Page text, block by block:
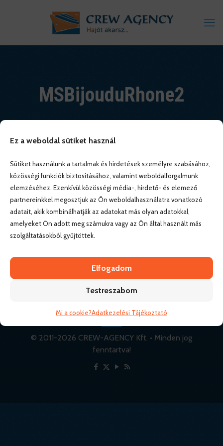
Ez a weboldal sütiket használ
Sütiket használunk a tartalmak és hirdetések személyre szabásához,
közösségi funkciók biztosításához, valamint weboldalforgalmunk
elemzéséhez. Ezenkívül közösségi média-, hirdető- és elemező
partnereinkkel megosztjuk az Ön weboldalhasználatra vonatkozó
adatait, akik kombinálhatják az adatokat más olyan adatokkal,
amelyeket Ön adott meg számukra vagy az Ön által használt más
szolgáltatásokból gyűjtöttek.
Elfogadom
Testreszabom
Mi a cookie?Adatkezelési Tájékoztató
MSBijouduRhone2
© 2011-2026 CREW-AGENCY Kft. • Minden jog
fenntartva!